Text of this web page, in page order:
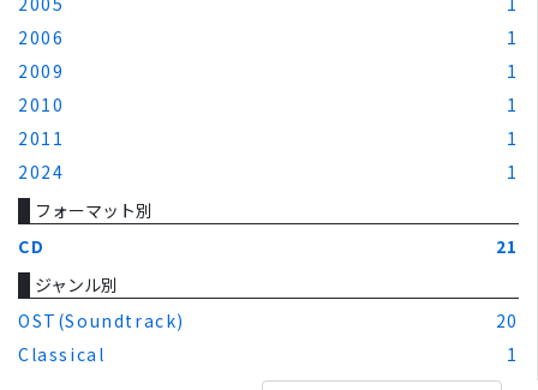
2006
1
2009
1
2010
1
2011
1
2024
1
フォーマット別
CD
21
ジャンル別
OST(Soundtrack)
20
Classical
1